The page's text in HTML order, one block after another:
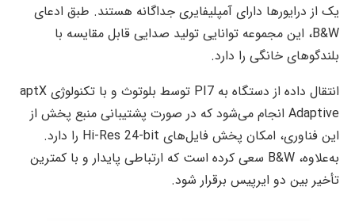
یک از درایورها دارای آمپلیفایری جداگانه هستند. طبق ادعای
B&W، این مجموعه توانایی تولید صدایی قابل مقایسه با
بلندگوهای خانگی را دارد.
انتقال داده از دستگاه به PI7 توسط بلوتوث و با تکنولوژی aptX
Adaptive انجام می‌شود که در صورت پشتیبانی منبع پخش از
این فناوری، امکان پخش فایل‌های Hi-Res 24-bit را دارد.
به‌علاوه، B&W سعی کرده است که ارتباطی پایدار و با کمترین
تأخیر بین دو ایرپیس برقرار شود.